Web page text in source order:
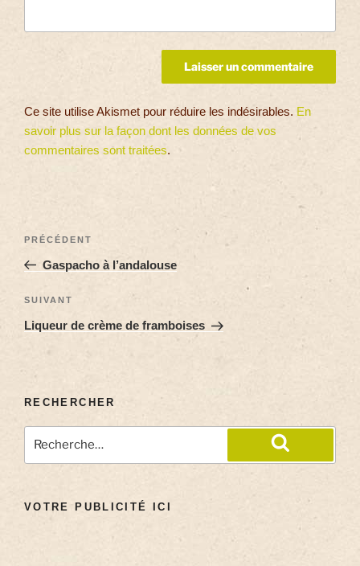
Ce site utilise Akismet pour réduire les indésirables. En
savoir plus sur la façon dont les données de vos
commentaires sont traitées.
PRÉCÉDENT
Gaspacho à l’andalouse
SUIVANT
Liqueur de crème de framboises
RECHERCHER
VOTRE PUBLICITÉ ICI